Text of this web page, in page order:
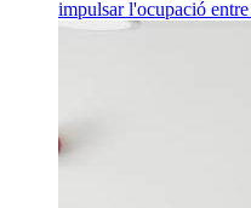
impulsar l'ocupació